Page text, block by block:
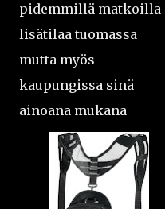
pidemmillä matkoilla
lisätilaa tuomassa
mutta myös
kaupungissa sinä
ainoana mukana